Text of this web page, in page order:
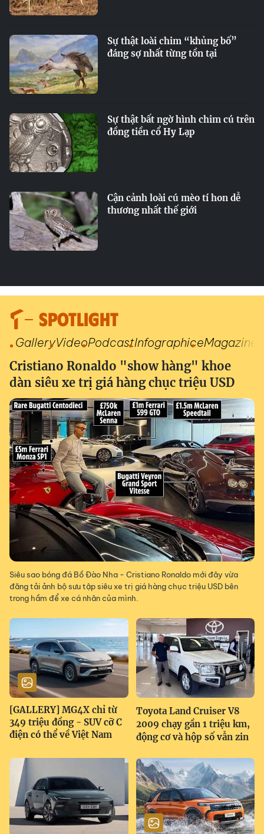
Sự thật loài chim “khủng bố”
đáng sợ nhất từng tồn tại
Sự thật bất ngờ hình chim cú trên
đồng tiền cổ Hy Lạp
Cận cảnh loài cú mèo tí hon dễ
thương nhất thế giới
SPOTLIGHT
GalleryVideoPodcastInfographiceMagazine
Cristiano Ronaldo "show hàng" khoe
dàn siêu xe trị giá hàng chục triệu USD
Siêu sao bóng đá Bồ Đào Nha - Cristiano Ronaldo mới đây vừa
đăng tải ảnh bộ sưu tập siêu xe trị giá hàng chục triệu USD bên
trong hầm để xe cá nhân của mình.
[GALLERY] MG4X chỉ từ
349 triệu đồng - SUV cỡ C
điện có thể về Việt Nam
Toyota Land Cruiser V8
2009 chạy gần 1 triệu km,
động cơ và hộp số vẫn zin